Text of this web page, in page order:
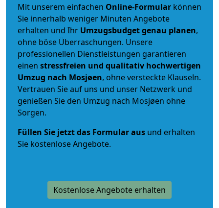
Mit unserem einfachen Online-Formular können
Sie innerhalb weniger Minuten Angebote
erhalten und Ihr Umzugsbudgetgenau planen,
ohne böse Überraschungen. Unsere
professionellen Dienstleistungen garantieren
einen stressfreien und qualitativ hochwertigen
Umzug nach Mosjøen, ohne versteckte Klauseln.
Vertrauen Sie auf uns und unser Netzwerk und
genießen Sie den Umzug nach Mosjøen ohne
Sorgen.
Füllen Sie jetzt das Formular aus und erhalten
Sie kostenlose Angebote.
Kostenlose Angebote erhalten